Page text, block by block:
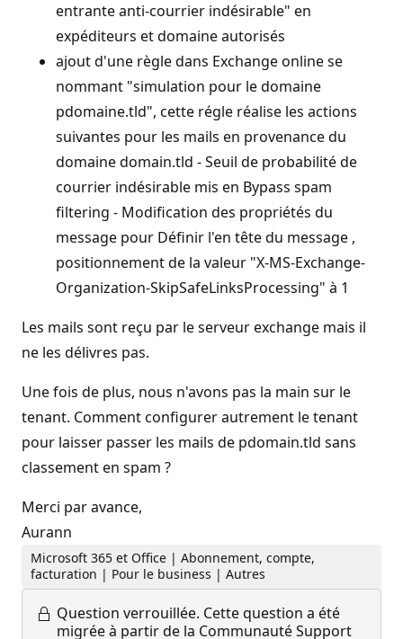
entrante anti-courrier indésirable" en
expéditeurs et domaine autorisés
ajout d'une règle dans Exchange online se
nommant "simulation pour le domaine
pdomaine.tld", cette régle réalise les actions
suivantes pour les mails en provenance du
domaine domain.tld - Seuil de probabilité de
courrier indésirable mis en Bypass spam
filtering - Modification des propriétés du
message pour Définir l'en tête du message ,
positionnement de la valeur "X-MS-Exchange-
Organization-SkipSafeLinksProcessing" à 1
Les mails sont reçu par le serveur exchange mais il
ne les délivres pas.
Une fois de plus, nous n'avons pas la main sur le
tenant. Comment configurer autrement le tenant
pour laisser passer les mails de pdomain.tld sans
classement en spam ?
Merci par avance,
Aurann
Microsoft 365 et Office | Abonnement, compte,
facturation | Pour le business | Autres
Question verrouillée. Cette question a été
migrée à partir de la Communauté Support